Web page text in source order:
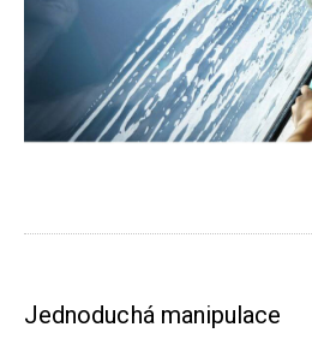
Jednoduchá manipulace